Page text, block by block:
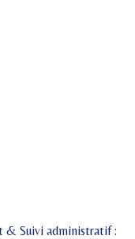
& Suivi administratif :